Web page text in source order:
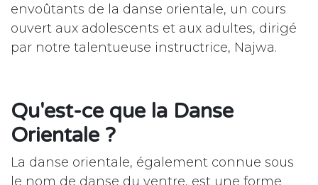
envoûtants de la danse orientale, un cours
ouvert aux adolescents et aux adultes, dirigé
par notre talentueuse instructrice, Najwa.
Qu'est-ce que la Danse
Orientale ?
La danse orientale, également connue sous
le nom de danse du ventre, est une forme